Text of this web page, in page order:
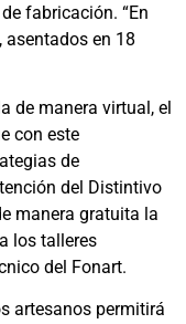
fabricación. “En
asentados en 18
de manera virtual, el
con este
de
del Distintivo
manera gratuita la
los talleres
del Fonart.
artesanos permitirá